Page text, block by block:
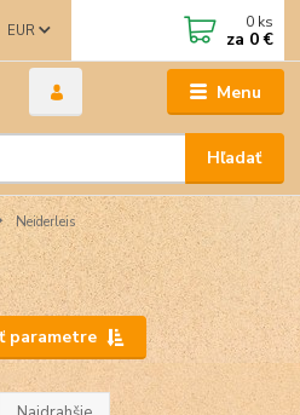
Menu
EUR
Hľadať
0 ks
za 0 €
Neiderleis
parametre